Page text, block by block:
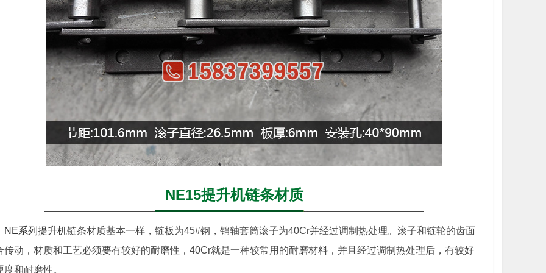
NE15提升机链条材质
NE系列提升机链条材质基本一样，链板为45#钢，销轴套筒滚子为40Cr并经过调制热处理。滚子和链轮的齿面
传动，材质和工艺必须要有较好的耐磨性，40Cr就是一种较常用的耐磨材料，并且经过调制热处理后，有较好
度和耐磨性。